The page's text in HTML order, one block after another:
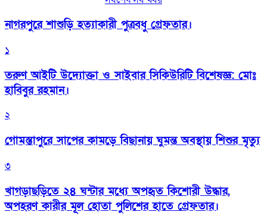
নাগরপুরে শাশুড়ি হত্যাকারী পুত্রবধু গ্রেফতার।
১
তরুণ আইটি উদ্যোক্তা ও সাইবার সিকিউরিটি বিশেষজ্ঞ: মোঃ
হাবিবুর রহমান।
২
গোমস্তাপুরে সাপের কামড়ে বিছানায় ঘুমন্ত অবস্থায় শিশুর মৃত্যু
৩
খাগড়াছড়িতে ২৪ ঘন্টার মধ্যে অপহৃত কিশোরী উদ্ধার,
অপহরণ কারীর মূল হোতা পুলিশের হাতে গ্রেফতার।